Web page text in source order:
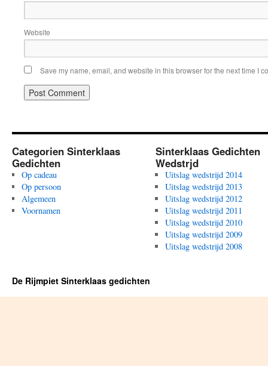
Website
Save my name, email, and website in this browser for the next time I
Categorien Sinterklaas
Gedichten
Op cadeau
Op persoon
Algemeen
Voornamen
Sinterklaas Gedichten
Wedstrjd
Uitslag wedstrijd 2014
Uitslag wedstrijd 2013
Uitslag wedstrijd 2012
Uitslag wedstrijd 2011
Uitslag wedstrijd 2010
Uitslag wedstrijd 2009
Uitslag wedstrijd 2008
De Rijmpiet Sinterklaas gedichten